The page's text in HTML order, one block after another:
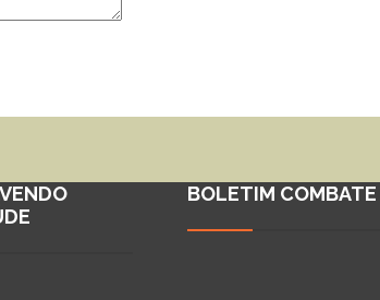
BOLETIM COMBATE